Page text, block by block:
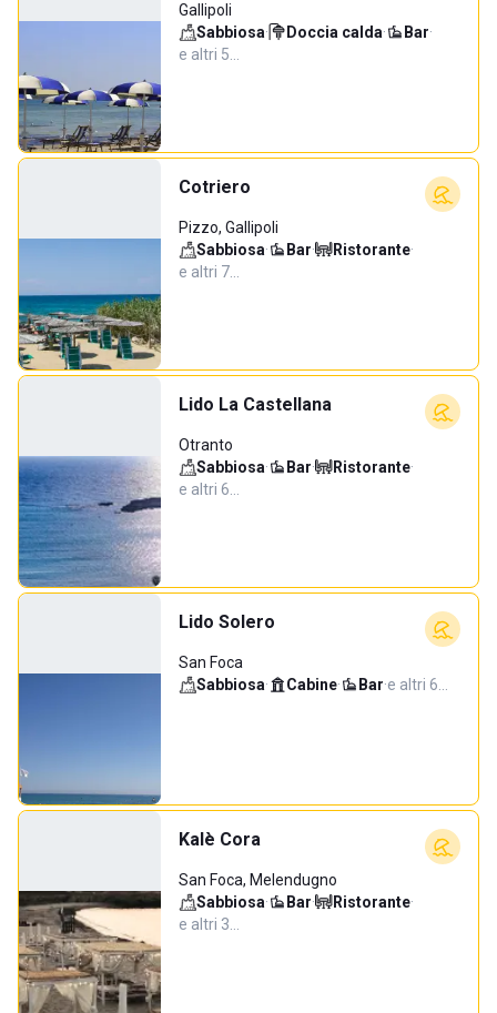
Gallipoli
Sabbiosa· Doccia calda· Bar·
e altri 5…
Cotriero
Pizzo, Gallipoli
Sabbiosa· Bar· Ristorante·
e altri 7…
Lido La Castellana
Otranto
Sabbiosa· Bar· Ristorante·
e altri 6…
Lido Solero
San Foca
Sabbiosa· Cabine· Bar·e altri 6…
Kalè Cora
San Foca, Melendugno
Sabbiosa· Bar· Ristorante·
e altri 3…